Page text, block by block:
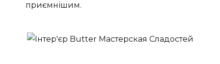
приємнішим.